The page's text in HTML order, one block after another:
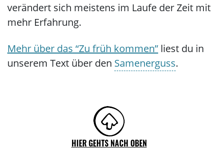
verändert sich meistens im Laufe der Zeit mit
mehr Erfahrung.
Mehr über das “Zu früh kommen” liest du in
unserem Text über den Samenerguss.
HIER GEHTS NACH OBEN